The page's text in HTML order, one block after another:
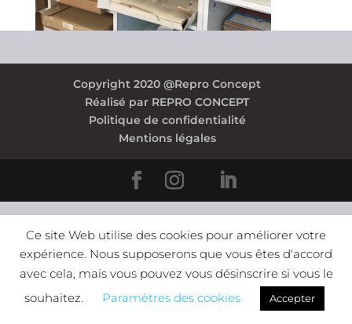
Copyright 2020 @Repro Concept
Réalisé par REPRO CONCEPT
Politique de confidentialité
Mentions légales
Ce site Web utilise des cookies pour améliorer votre
expérience. Nous supposerons que vous êtes d'accord
avec cela, mais vous pouvez vous désinscrire si vous le
souhaitez.
Paramètres des cookies Accepter